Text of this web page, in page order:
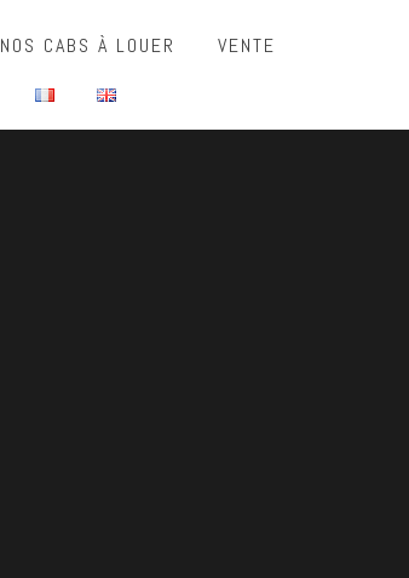
NOS CABS À LOUER
VENTE